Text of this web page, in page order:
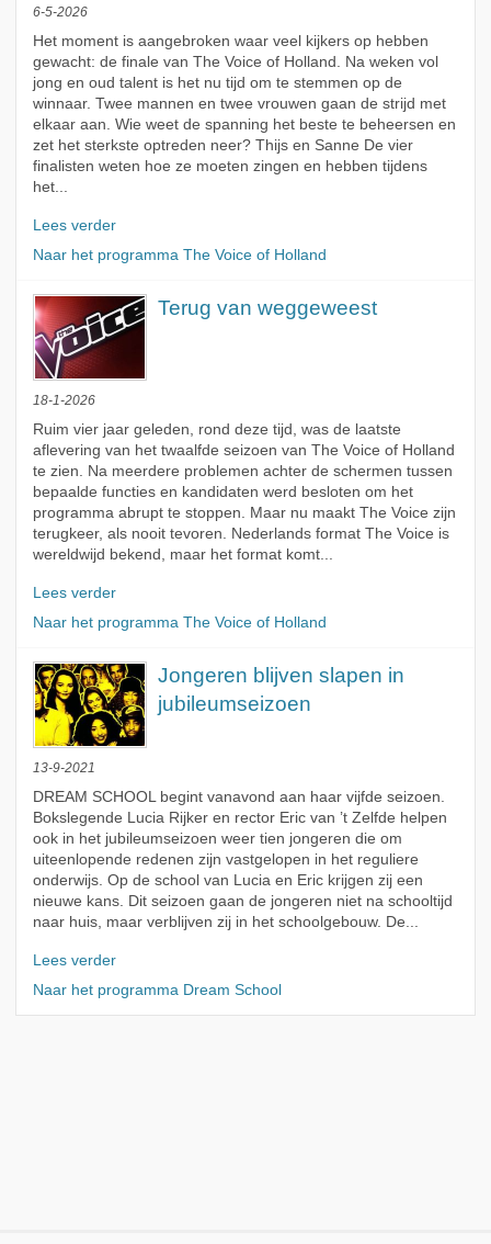
6-5-2026
Het moment is aangebroken waar veel kijkers op hebben
gewacht: de finale van The Voice of Holland. Na weken vol
jong en oud talent is het nu tijd om te stemmen op de
winnaar. Twee mannen en twee vrouwen gaan de strijd met
elkaar aan. Wie weet de spanning het beste te beheersen en
zet het sterkste optreden neer? Thijs en Sanne De vier
finalisten weten hoe ze moeten zingen en hebben tijdens
het...
Lees verder
Naar het programma The Voice of Holland
Terug van weggeweest
18-1-2026
Ruim vier jaar geleden, rond deze tijd, was de laatste
aflevering van het twaalfde seizoen van The Voice of Holland
te zien. Na meerdere problemen achter de schermen tussen
bepaalde functies en kandidaten werd besloten om het
programma abrupt te stoppen. Maar nu maakt The Voice zijn
terugkeer, als nooit tevoren. Nederlands format The Voice is
wereldwijd bekend, maar het format komt...
Lees verder
Naar het programma The Voice of Holland
Jongeren blijven slapen in
jubileumseizoen
13-9-2021
DREAM SCHOOL begint vanavond aan haar vijfde seizoen.
Bokslegende Lucia Rijker en rector Eric van ’t Zelfde helpen
ook in het jubileumseizoen weer tien jongeren die om
uiteenlopende redenen zijn vastgelopen in het reguliere
onderwijs. Op de school van Lucia en Eric krijgen zij een
nieuwe kans. Dit seizoen gaan de jongeren niet na schooltijd
naar huis, maar verblijven zij in het schoolgebouw. De...
Lees verder
Naar het programma Dream School